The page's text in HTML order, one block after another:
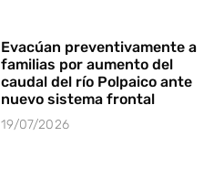
Evacúan preventivamente a
familias por aumento del
caudal del río Polpaico ante
nuevo sistema frontal
19/07/2026